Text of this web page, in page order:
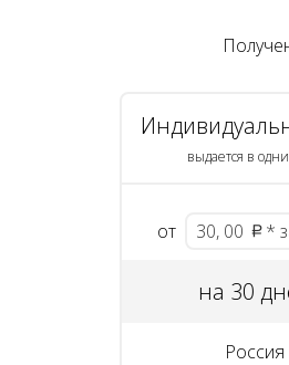
выдается в
от 30, 00 *
на 30
Россия